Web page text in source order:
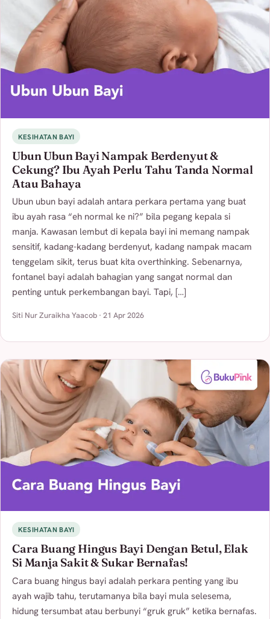
KESIHATAN BAYI
Ubun Ubun Bayi Nampak Berdenyut &
Cekung? Ibu Ayah Perlu Tahu Tanda Normal
Atau Bahaya
Ubun ubun bayi adalah antara perkara pertama yang buat
ibu ayah rasa “eh normal ke ni?” bila pegang kepala si
manja. Kawasan lembut di kepala bayi ini memang nampak
sensitif, kadang-kadang berdenyut, kadang nampak macam
tenggelam sikit, terus buat kita overthinking. Sebenarnya,
fontanel bayi adalah bahagian yang sangat normal dan
penting untuk perkembangan bayi. Tapi, […]
Siti Nur Zuraikha Yaacob · 21 Apr 2026
KESIHATAN BAYI
Cara Buang Hingus Bayi Dengan Betul, Elak
Si Manja Sakit & Sukar Bernafas!
Cara buang hingus bayi adalah perkara penting yang ibu
ayah wajib tahu, terutamanya bila bayi mula selesema,
hidung tersumbat atau berbunyi “gruk gruk” ketika bernafas.